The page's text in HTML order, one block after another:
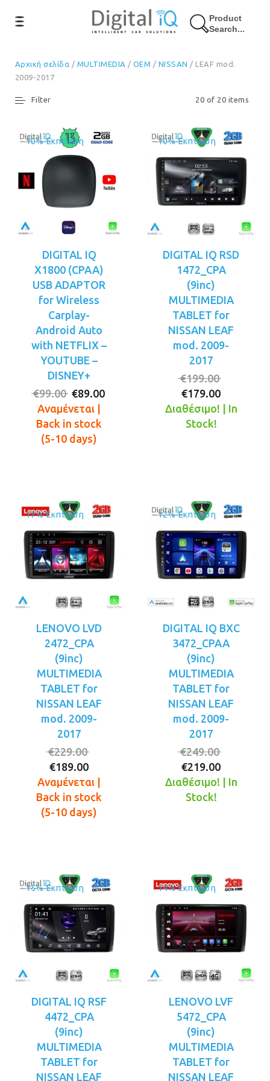
Product
Search...
Αρχική σελίδα / MULTIMEDIA / OEM / NISSAN / LEAF mod.
2009-2017
20 of 20 items
Filter
10% Έκπτωση
DIGITAL IQ
X1800 (CPAA)
USB ADAPTOR
for Wireless
Carplay-
Android Auto
with NETFLIX –
YOUTUBE –
DISNEY+
€99.00 Original
price
was:
€99.00.
€89.00
Αναμένεται |
Back in stock
(5-10 days)
10% Έκπτωση
DIGITAL IQ RSD
1472_CPA
(9inc)
MULTIMEDIA
TABLET for
NISSAN LEAF
mod. 2009-
2017
€199.00
was:
€179.00
Διαθέσιμο! | In
Stock!
17% Έκπτωση
LENOVO LVD
2472_CPA
(9inc)
MULTIMEDIA
TABLET for
NISSAN LEAF
mod. 2009-
2017
€229.00
was:
€229.00.
€189.00
τρέχουσα
τιμή
είναι:
Αναμένεται |
Back in stock
(5-10 days)
12% Έκπτωση
DIGITAL IQ BXC
3472_CPAA
(9inc)
MULTIMEDIA
TABLET for
NISSAN LEAF
mod. 2009-
2017
€249.00
was:
€219.00
Διαθέσιμο! | In
Stock!
15% Έκπτωση
DIGITAL IQ RSF
4472_CPA
(9inc)
MULTIMEDIA
TABLET for
NISSAN LEAF
14% Έκπτωση
LENOVO LVF
5472_CPA
(9inc)
MULTIMEDIA
TABLET for
NISSAN LEAF